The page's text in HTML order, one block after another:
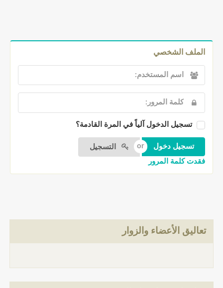
الملف الشخصي
تسجيل الدخول آلياً في المرة القادمة؟
التسجيل
فقدت كلمة المرور
تعاليق الأعضاء والزوار